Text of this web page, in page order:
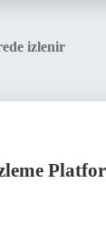
izlenir